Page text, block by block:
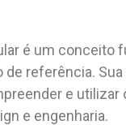
é um conceito
de referência.
e
e engenharia.